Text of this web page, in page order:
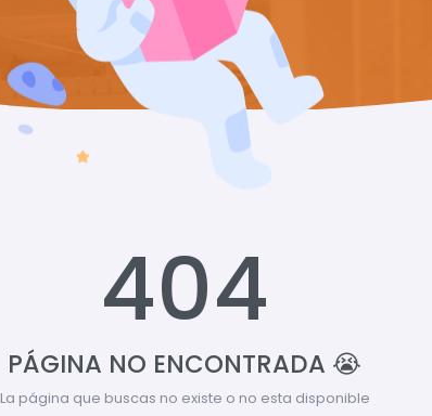
404
PÁGINA NO ENCONTRADA 😭
La página que buscas no existe o no esta disponible